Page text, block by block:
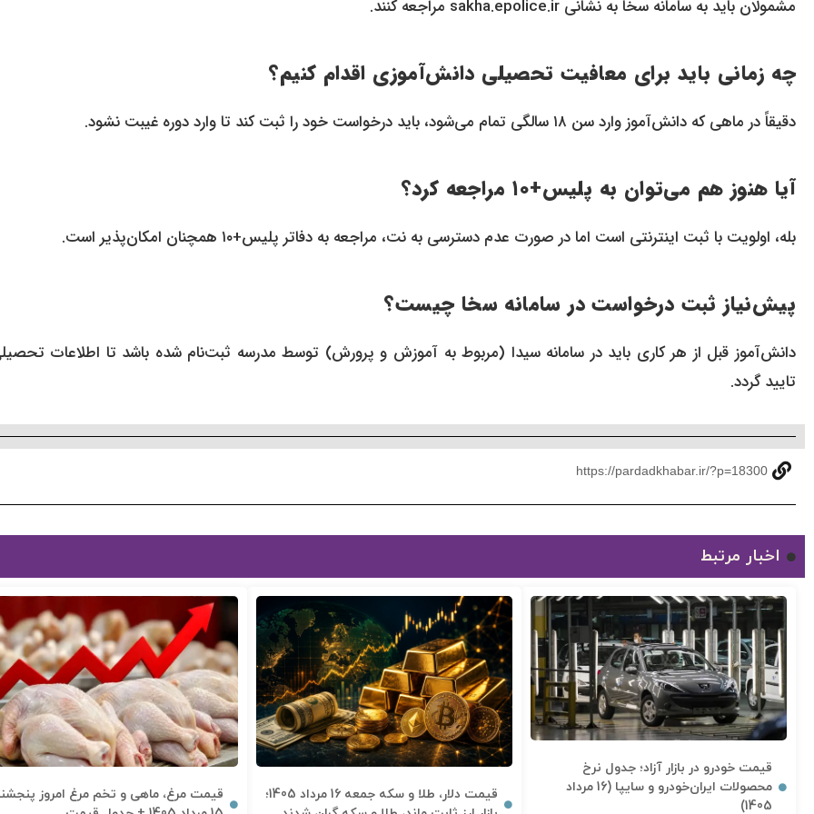
مشمولان باید به سامانه سخا به نشانی sakha.epolice.ir مراجعه کنند.
چه زمانی باید برای معافیت تحصیلی دانش‌آموزی اقدام کنیم؟
دقیقاً در ماهی که دانش‌آموز وارد سن ۱۸ سالگی تمام می‌شود، باید درخواست خود را ثبت کند تا وارد دوره غیبت نشود.
آیا هنوز هم می‌توان به پلیس+۱۰ مراجعه کرد؟
بله، اولویت با ثبت اینترنتی است اما در صورت عدم دسترسی به نت، مراجعه به دفاتر پلیس+۱۰ همچنان امکان‌پذیر است.
پیش‌نیاز ثبت درخواست در سامانه سخا چیست؟
دانش‌آموز قبل از هر کاری باید در سامانه سیدا (مربوط به آموزش و پرورش) توسط مدرسه ثبت‌نام شده باشد تا اطلاعات
تایید گردد.
https://pardadkhabar.ir/?p=18300
اخبار مرتبط
قیمت خودرو در بازار آزاد؛ جدول نرخ
محصولات ایران‌خودرو و سایپا (16 مرداد
1405)
قیمت دلار، طلا و سکه جمعه 16 مرداد 1405؛
قیمت مرغ، ماهی و تخم مرغ امروز